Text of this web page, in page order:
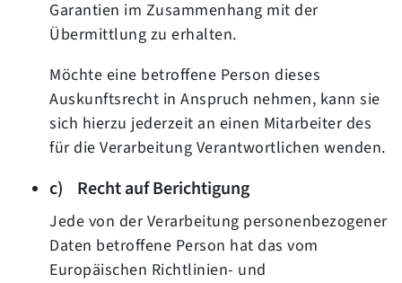
Garantien im Zusammenhang mit der
Übermittlung zu erhalten.
Möchte eine betroffene Person dieses
Auskunftsrecht in Anspruch nehmen, kann sie
sich hierzu jederzeit an einen Mitarbeiter des
für die Verarbeitung Verantwortlichen wenden.
c) Recht auf Berichtigung
Jede von der Verarbeitung personenbezogener
Daten betroffene Person hat das vom
Europäischen Richtlinien- und